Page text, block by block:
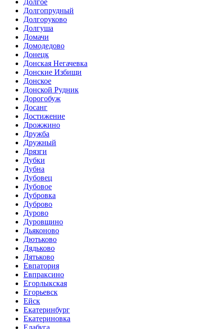
Долгопрудный
Долгоруково
Долгуша
Домачи
Домодедово
Донецк
Донская Негачевка
Донские Избищи
Донское
Донской Рудник
Дорогобуж
Досанг
Достижение
Дрожжино
Дружба
Дружный
Дрязги
Дубки
Дубна
Дубовец
Дубовое
Дубровка
Дуброво
Дурово
Дуровщино
Дьяконово
Дютьково
Дядьково
Дятьково
Евпатория
Евпраксино
Егорлыкская
Егорьевск
Ейск
Екатеринбург
Екатериновка
Елабуга